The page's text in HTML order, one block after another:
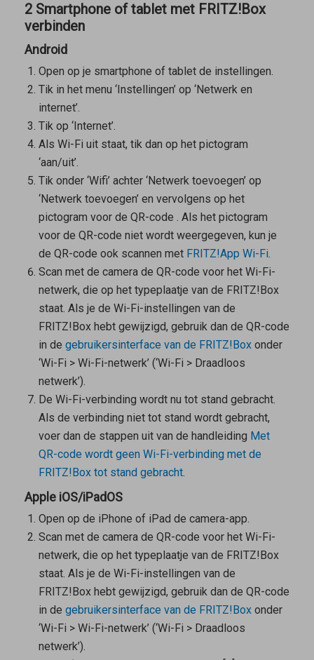
2 Smartphone of tablet met FRITZ!Box
verbinden
Android
Open op je smartphone of tablet de instellingen.
Tik in het menu ‘Instellingen’ op ‘Netwerk en
internet’.
Tik op ‘Internet’.
Als Wi-Fi uit staat, tik dan op het pictogram
‘aan/uit’.
Tik onder ‘Wifi’ achter ‘Netwerk toevoegen’ op
‘Netwerk toevoegen’ en vervolgens op het
pictogram voor de QR-code . Als het pictogram
voor de QR-code niet wordt weergegeven, kun je
de QR-code ook scannen met FRITZ!App Wi-Fi.
Scan met de camera de QR-code voor het Wi-Fi-
netwerk, die op het typeplaatje van de FRITZ!Box
staat. Als je de Wi-Fi-instellingen van de
FRITZ!Box hebt gewijzigd, gebruik dan de QR-code
in de gebruikersinterface van de FRITZ!Boxonder
‘Wi-Fi > Wi-Fi-netwerk’ (‘Wi-Fi > Draadloos
netwerk’).
De Wi-Fi-verbinding wordt nu tot stand gebracht.
Als de verbinding niet tot stand wordt gebracht,
voer dan de stappen uit van de handleiding Met
QR-code wordt geen Wi-Fi-verbinding met de
FRITZ!Box tot stand gebracht.
Apple iOS/iPadOS
Open op de iPhone of iPad de camera-app.
Scan met de camera de QR-code voor het Wi-Fi-
netwerk, die op het typeplaatje van de FRITZ!Box
staat. Als je de Wi-Fi-instellingen van de
FRITZ!Box hebt gewijzigd, gebruik dan de QR-code
in de gebruikersinterface van de FRITZ!Boxonder
‘Wi-Fi > Wi-Fi-netwerk’ (‘Wi-Fi > Draadloos
netwerk’).